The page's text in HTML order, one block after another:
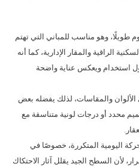
طويلًا، وهو مناسب للمباني التي تهتم
الراقية والمقار الإدارية، كما أنه
استخدام ويعكس عناية واضحة
الألوان والمقاسات، لذلك يفضله بعض
محدد أو درجات لونية متناسقة مع
اليومية المتكررة، خصوصًا في
لأن السطح الجيد يقلل آثار الاحتكاك